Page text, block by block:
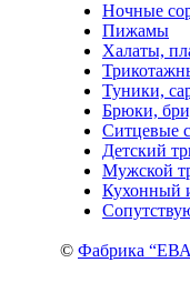
Ночные
Пижамы
Халаты,
Туники,
Брюки,
Ситцевые
Детский
Мужской
Кухонный
© Фабрика